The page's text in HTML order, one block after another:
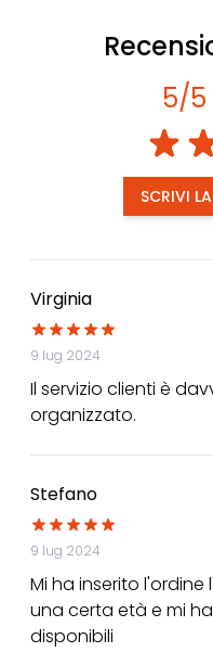
5/5
SCRIVI
Virginia
9 lug 2024
Il servizio clienti è
organizzato.
Stefano
9 lug 2024
Mi ha inserito
una certa età e mi
disponibili